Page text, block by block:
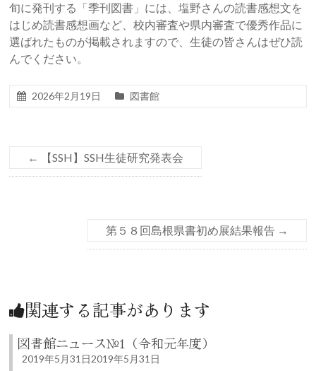
旬に発刊する「季刊図書」には、塩野さんの読書感想文を
はじめ読書感想画など、校内審査や県内審査で優秀作品に
選ばれたものが掲載されますので、生徒の皆さんはぜひ読
んでください。
2026年2月19日 図書館
← 【SSH】SSH生徒研究発表会
第５８回島根県書初め展結果報告 →
関連する記事があります
図書館ニュース№1（令和元年度）
2019年5月31日2019年5月31日